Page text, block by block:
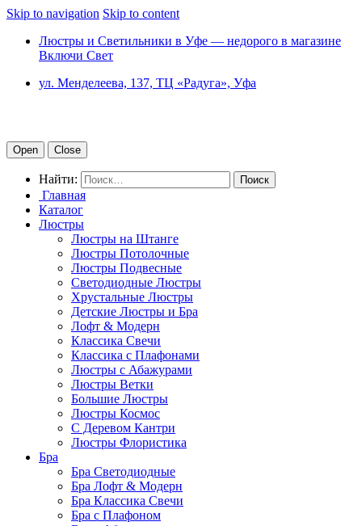
Skip to navigation Skip to content
Люстры и Светильники в Уфе — недорого в магазине
Включи Свет
ул. Менделеева, 137, ТЦ «Радуга», Уфа
Open Close
Найти:
Главная
Каталог
Люстры
Люстры на Штанге
Люстры Потолочные
Люстры Подвесные
Светодиодные Люстры
Хрустальные Люстры
Детские Люстры и Бра
Лофт & Модерн
Классика Свечи
Классика с Плафонами
Люстры с Абажурами
Люстры Ветки
Большие Люстры
Люстры Космос
С Деревом Кантри
Люстры Флористика
Бра
Бра Светодиодные
Бра Лофт & Модерн
Бра Классика Свечи
Бра с Плафоном